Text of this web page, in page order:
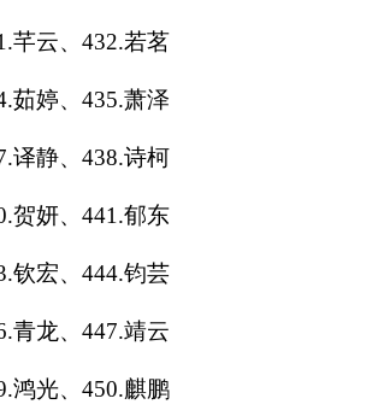
芊云、432.若茗
茹婷、435.萧泽
译静、438.诗柯
贺妍、441.郁东
钦宏、444.钧芸
青龙、447.靖云
鸿光、450.麒鹏